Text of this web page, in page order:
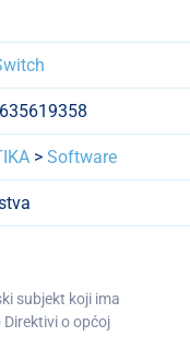
> Software
subjekt koji ima
o općoj